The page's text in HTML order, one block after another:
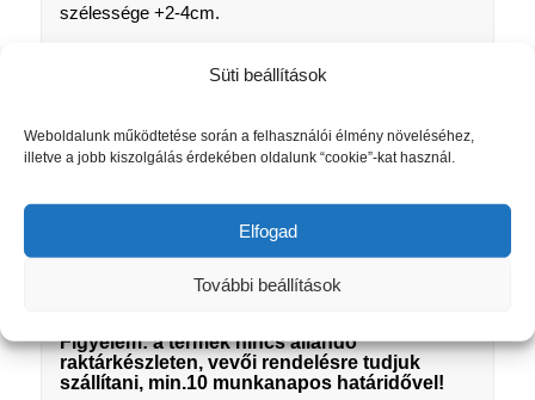
Süti beállítások
Weboldalunk működtetése során a felhasználói élmény növeléséhez,
illetve a jobb kiszolgálás érdekében oldalunk “cookie”-kat használ.
Elfogad
További beállítások
szélessége +2-4cm.
helyzetére! Ha a vászon rálóg a kilincsre, fényrés fog
A pliszé anyaga : 100% Polyester. Fényáteresztő, a
Az Easyfix termékek jellemzője, hogy fúrás,
csavarozás nélkül szerelhetőek, közvetlenül az
Figyelem: a termék nincs állandó
raktárkészleten, vevői rendelésre tudjuk
szállítani, min.10 munkanapos határidővel!